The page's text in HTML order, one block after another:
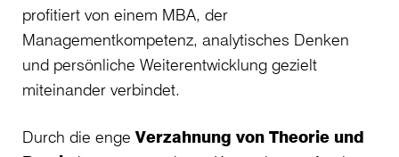
profitiert von einem MBA, der
Managementkompetenz, analytisches Denken
und persönliche Weiterentwicklung gezielt
miteinander verbindet.
Durch die enge Verzahnung von Theorie und